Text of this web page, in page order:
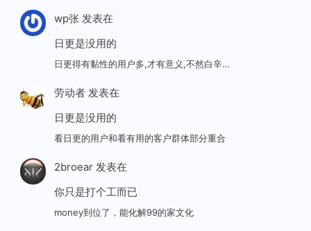
wp张发表在
日更是没用的
日更得有黏性的用户多,才有意义,不然白辛…
劳动者发表在
日更是没用的
看日更的用户和看有用的客户群体部分重合
2broear发表在
你只是打个工而已
money到位了，能化解99的家文化